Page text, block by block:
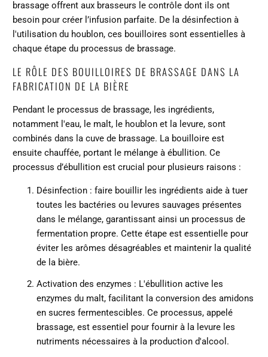
brassage offrent aux brasseurs le contrôle dont ils ont
besoin pour créer l’infusion parfaite. De la désinfection à
l'utilisation du houblon, ces bouilloires sont essentielles à
chaque étape du processus de brassage.
LE RÔLE DES BOUILLOIRES DE BRASSAGE DANS LA
FABRICATION DE LA BIÈRE
Pendant le processus de brassage, les ingrédients,
notamment l'eau, le malt, le houblon et la levure, sont
combinés dans la cuve de brassage. La bouilloire est
ensuite chauffée, portant le mélange à ébullition. Ce
processus d’ébullition est crucial pour plusieurs raisons :
Désinfection : faire bouillir les ingrédients aide à tuer
toutes les bactéries ou levures sauvages présentes
dans le mélange, garantissant ainsi un processus de
fermentation propre. Cette étape est essentielle pour
éviter les arômes désagréables et maintenir la qualité
de la bière.
Activation des enzymes : L'ébullition active les
enzymes du malt, facilitant la conversion des amidons
en sucres fermentescibles. Ce processus, appelé
brassage, est essentiel pour fournir à la levure les
nutriments nécessaires à la production d'alcool.